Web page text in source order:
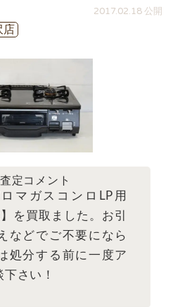
2017.02.18 公開
店
定コメント
マガスコンロLP用
を買取ました。お引
などでご不要になら
処分する前に一度ア
さい！